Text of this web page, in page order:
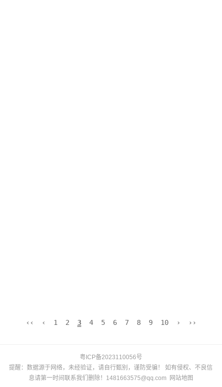
‹‹ ‹ 1 2 3 4 5 6 7 8 9 10 › ››
粤ICP备2023110056号
提醒：数据源于网络，未经验证，请自行甄别，谨防受骗！ 如有侵权、不良信
息请第一时间联系我们删除！1481663575@qq.com
网站地图